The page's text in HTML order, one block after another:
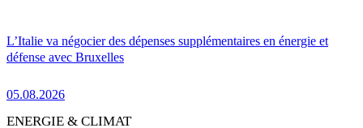
L’Italie va négocier des dépenses supplémentaires en énergie et
défense avec Bruxelles
05.08.2026
ENERGIE & CLIMAT